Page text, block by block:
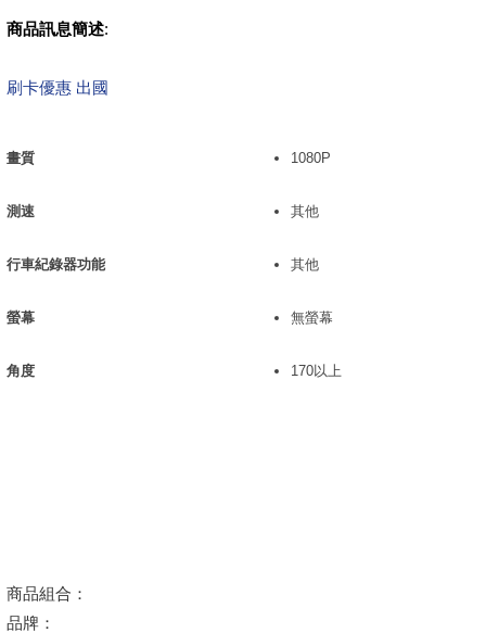
商品訊息簡述:
刷卡優惠 出國
畫質 1080P
測速 其他
行車紀錄器功能 其他
螢幕 無螢幕
角度 170以上
商品組合：
品牌：